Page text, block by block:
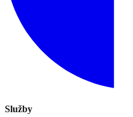
Služby